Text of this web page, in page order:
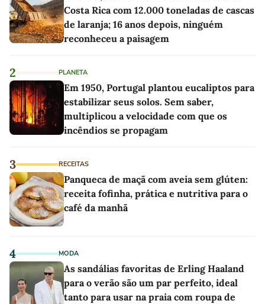
Costa Rica com 12.000 toneladas de cascas
de laranja; 16 anos depois, ninguém
reconheceu a paisagem
2 PLANETA
Em 1950, Portugal plantou eucaliptos para
estabilizar seus solos. Sem saber,
multiplicou a velocidade com que os
incêndios se propagam
3 RECEITAS
Panqueca de maçã com aveia sem glúten:
receita fofinha, prática e nutritiva para o
café da manhã
4 MODA
As sandálias favoritas de Erling Haaland
para o verão são um par perfeito, ideal
tanto para usar na praia com roupa de